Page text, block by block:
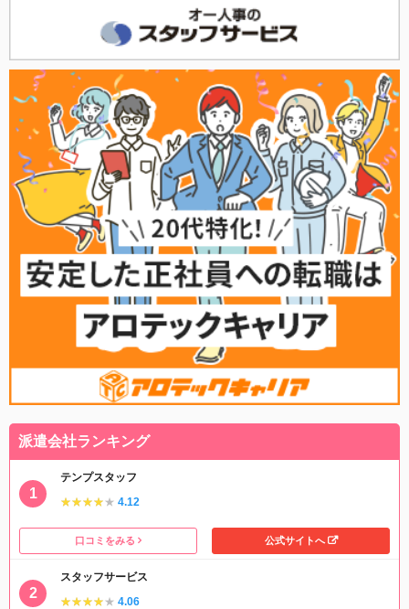
派遣会社ランキング
テンプスタッフ
★★★★★
★★★★★ 4.12
口コミをみる 公式サイトへ
スタッフサービス
★★★★★
★★★★★ 4.06